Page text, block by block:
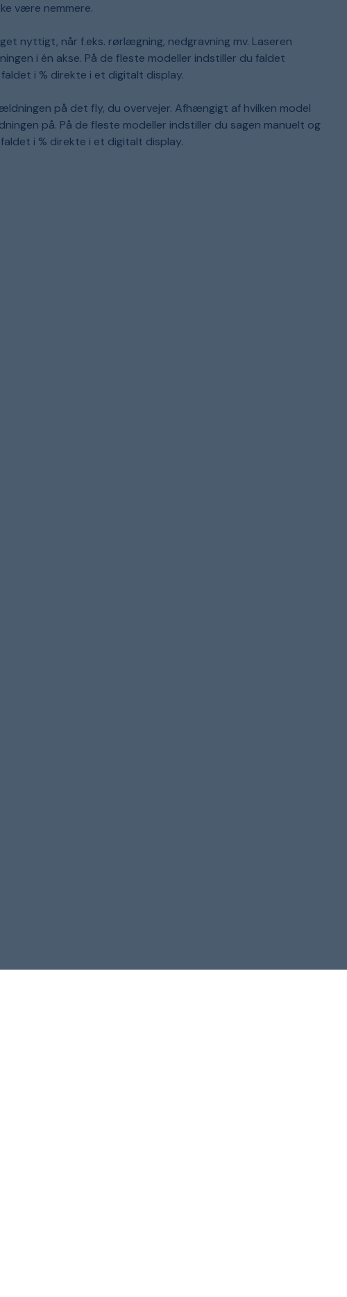
være nemmere.
nyttigt, når f.eks. rørlægning, nedgravning mv. Laseren
i én akse. På de fleste modeller indstiller du faldet
i % direkte i et digitalt display.
på det fly, du overvejer. Afhængigt af hvilken model
på. På de fleste modeller indstiller du sagen manuelt og
i % direkte i et digitalt display.